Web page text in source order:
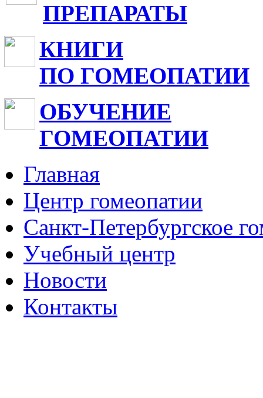
ПРЕПАРАТЫ
КНИГИ
ПО ГОМЕОПАТИИ
ОБУЧЕНИЕ
ГОМЕОПАТИИ
Главная
Центр гомеопатии
Санкт-Петербургское
Учебный центр
Новости
Контакты